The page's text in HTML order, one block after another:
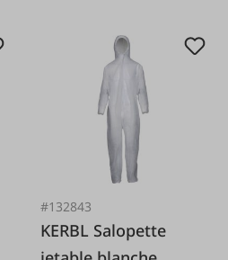
#132843
KERBL Salopette